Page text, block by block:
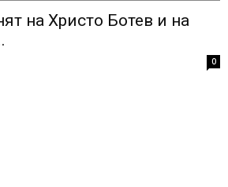
на Христо Ботев и на
0